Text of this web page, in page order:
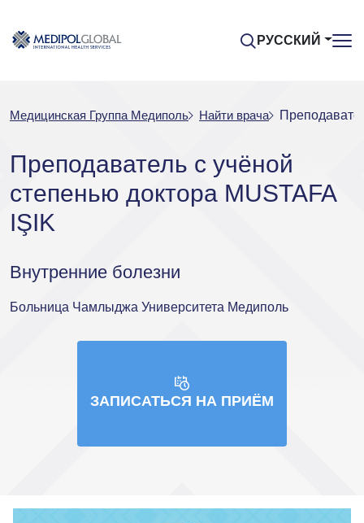
РУССКИЙ
Медицинская Группа Медиполь Найти врача
Преподаватель с учёной
степенью доктора MUSTAFA
IŞIK
Внутренние болезни
Больница Чамлыджа Университета Медиполь
ЗАПИСАТЬСЯ НА ПРИЁМ